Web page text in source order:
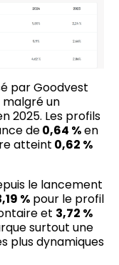
par Goodvest
un
2025. Les profils
de0,64 %en
atteint 0,62 %
le lancement
% pour le profil
et 3,72 %
surtout une
plus dynamiques